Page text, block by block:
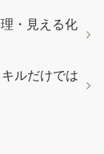
・見える化
ルだけでは